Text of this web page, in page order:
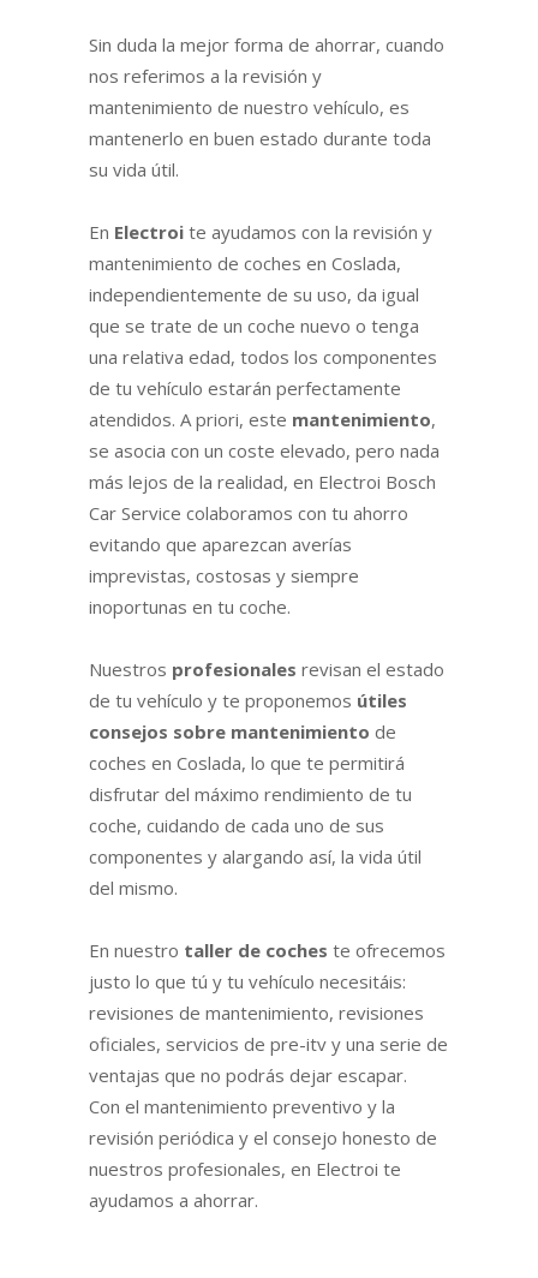
Sin duda la mejor forma de ahorrar, cuando
nos referimos a la revisión y
mantenimiento de nuestro vehículo, es
mantenerlo en buen estado durante toda
su vida útil.
En Electroi te ayudamos con la revisión y
mantenimiento de coches en Coslada,
independientemente de su uso, da igual
que se trate de un coche nuevo o tenga
una relativa edad, todos los componentes
de tu vehículo estarán perfectamente
atendidos. A priori, este mantenimiento,
se asocia con un coste elevado, pero nada
más lejos de la realidad, en Electroi Bosch
Car Service colaboramos con tu ahorro
evitando que aparezcan averías
imprevistas, costosas y siempre
inoportunas en tu coche.
Nuestros profesionales revisan el estado
de tu vehículo y te proponemos útiles
consejos sobre mantenimiento de
coches en Coslada, lo que te permitirá
disfrutar del máximo rendimiento de tu
coche, cuidando de cada uno de sus
componentes y alargando así, la vida útil
del mismo.
En nuestro taller de coches te ofrecemos
justo lo que tú y tu vehículo necesitáis:
revisiones de mantenimiento, revisiones
oficiales, servicios de pre-itv y una serie de
ventajas que no podrás dejar escapar.
Con el mantenimiento preventivo y la
revisión periódica y el consejo honesto de
nuestros profesionales, en Electroi te
ayudamos a ahorrar.